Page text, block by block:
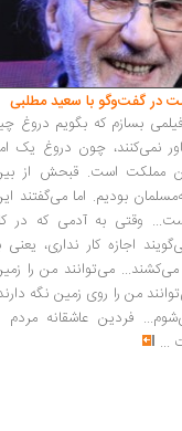
در گفت‌وگو با سعید مطلبی
بسازم که بگویم دروغ
نمی‌کنند، چون دروغ یک
مملکت است. قبحش از
بودیم. اما می‌گفتند
وقتی به آدمی که در
اجازه کار نداری، یعنی
می‌توانند من را
من را روی زمین نگه
فردین عاشقانه مردم
...